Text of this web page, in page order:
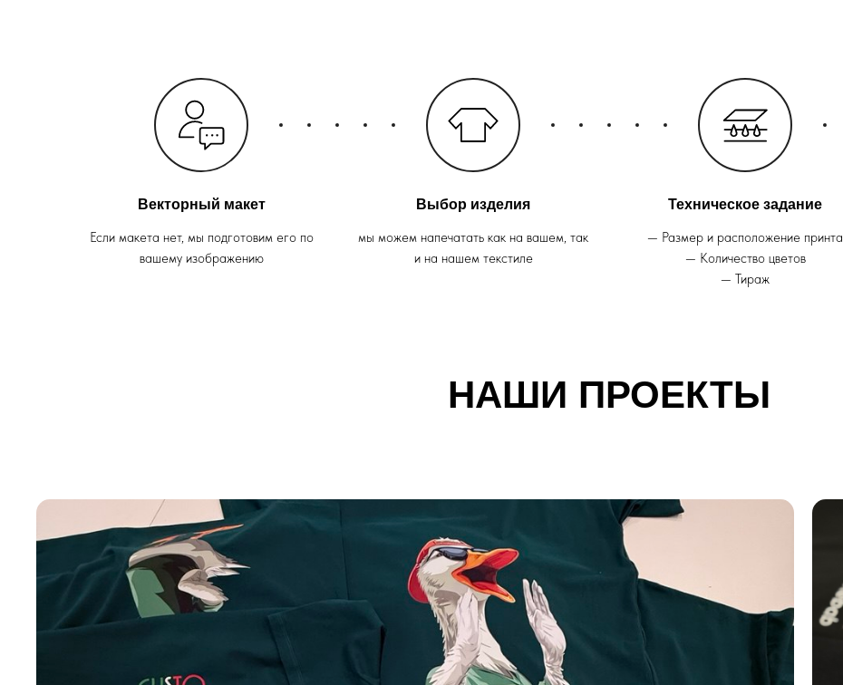
Векторный макет
Если макета нет, мы подготовим его по
вашему изображению
Выбор изделия
мы можем напечатать как на вашем, так
и на нашем текстиле
Техническое задание
— Размер и расположение принта
— Количество цветов
— Тираж
НАШИ ПРОЕКТЫ